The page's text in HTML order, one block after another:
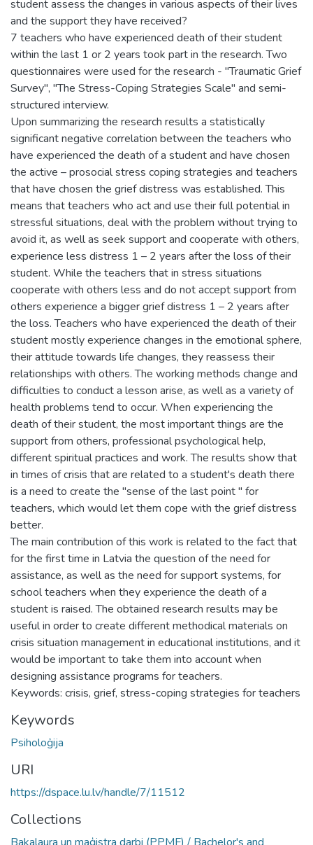
student assess the changes in various aspects of their lives
and the support they have received?
7 teachers who have experienced death of their student
within the last 1 or 2 years took part in the research. Two
questionnaires were used for the research - "Traumatic Grief
Survey", "The Stress-Coping Strategies Scale" and semi-
structured interview.
Upon summarizing the research results a statistically
significant negative correlation between the teachers who
have experienced the death of a student and have chosen
the active – prosocial stress coping strategies and teachers
that have chosen the grief distress was established. This
means that teachers who act and use their full potential in
stressful situations, deal with the problem without trying to
avoid it, as well as seek support and cooperate with others,
experience less distress 1 – 2 years after the loss of their
student. While the teachers that in stress situations
cooperate with others less and do not accept support from
others experience a bigger grief distress 1 – 2 years after
the loss. Teachers who have experienced the death of their
student mostly experience changes in the emotional sphere,
their attitude towards life changes, they reassess their
relationships with others. The working methods change and
difficulties to conduct a lesson arise, as well as a variety of
health problems tend to occur. When experiencing the
death of their student, the most important things are the
support from others, professional psychological help,
different spiritual practices and work. The results show that
in times of crisis that are related to a student's death there
is a need to create the "sense of the last point " for
teachers, which would let them cope with the grief distress
better.
The main contribution of this work is related to the fact that
for the first time in Latvia the question of the need for
assistance, as well as the need for support systems, for
school teachers when they experience the death of a
student is raised. The obtained research results may be
useful in order to create different methodical materials on
crisis situation management in educational institutions, and it
would be important to take them into account when
designing assistance programs for teachers.
Keywords: crisis, grief, stress-coping strategies for teachers
Keywords
Psiholoģija
URI
https://dspace.lu.lv/handle/7/11512
Collections